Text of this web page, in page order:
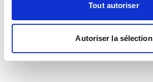
Tout autoriser
Autoriser la sélection